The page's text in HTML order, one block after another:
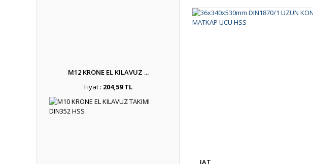
M12 KRONE EL KILAVUZ ...
Fiyat : 204,59 TL
IAT